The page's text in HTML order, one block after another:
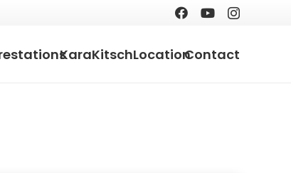
KaraKitschLocationContact